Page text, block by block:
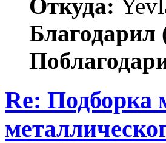
Откуда:
Благодарил
Re: Подборка